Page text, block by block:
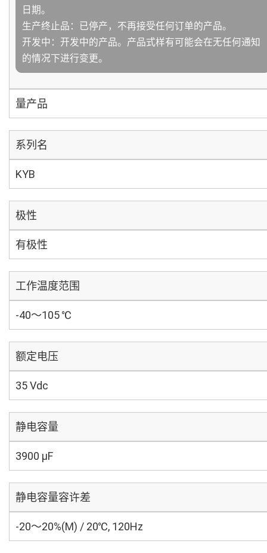
日期。
生产终止品：已停产，不再接受任何订单的产品。
开发中：开发中的产品。产品式样有可能会在无任何通知
的情况下进行变更。
量产品
系列名
KYB
极性
有极性
工作温度范围
-40～105 ℃
额定电压
35 Vdc
静电容量
3900 µF
静电容量容许差
-20～20%(M) / 20℃, 120Hz